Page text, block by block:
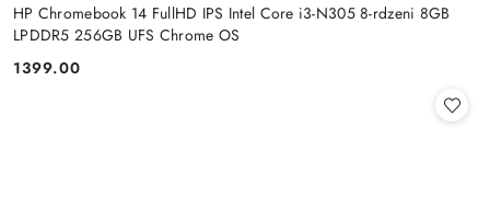
HP Chromebook 14 FullHD IPS Intel Core i3-N305 8-rdzeni 8GB
LPDDR5 256GB UFS Chrome OS
Cena:
1399.00